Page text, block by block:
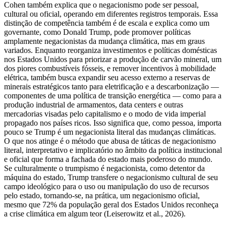
Cohen também explica que o negacionismo pode ser pessoal,
cultural ou oficial, operando em diferentes registros temporais. Essa
distinção de competência também é de escala e explica como um
governante, como Donald Trump, pode promover políticas
amplamente negacionistas da mudança climática, mas em graus
variados. Enquanto reorganiza investimentos e políticas domésticas
nos Estados Unidos para priorizar a produção de carvão mineral, um
dos piores combustíveis fósseis, e remover incentivos à mobilidade
elétrica, também busca expandir seu acesso externo a reservas de
minerais estratégicos tanto para eletrificação e a descarbonização —
componentes de uma política de transição energética — como para a
produção industrial de armamentos, data centers e outras
mercadorias visadas pelo capitalismo e o modo de vida imperial
propagado nos países ricos. Isso significa que, como pessoa, importa
pouco se Trump é um negacionista literal das mudanças climáticas.
O que nos atinge é o método que abusa de táticas de negacionismo
literal, interpretativo e implicatório no âmbito da política institucional
e oficial que forma a fachada do estado mais poderoso do mundo.
Se culturalmente o trumpismo é negacionista, como detentor da
máquina do estado, Trump transfere o negacionismo cultural de seu
campo ideológico para o uso ou manipulação do uso de recursos
pelo estado, tornando-se, na prática, um negacionismo oficial,
mesmo que 72% da população geral dos Estados Unidos reconheça
a crise climática em algum teor (Leiserowitz et al., 2026).